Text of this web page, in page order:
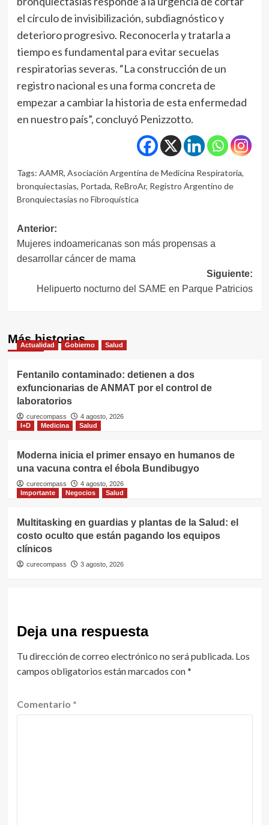
el círculo de invisibilización, subdiagnóstico y
deterioro progresivo. Reconocerla y tratarla a
tiempo es fundamental para evitar secuelas
respiratorias severas. “La construcción de un
registro nacional es una forma concreta de
empezar a cambiar la historia de esta enfermedad
en nuestro país”, concluyó Penizzotto.
Tags: AAMR, Asociación Argentina de Medicina Respiratoria,
bronquiectasias, Portada, ReBroAr, Registro Argentino de
Bronquiectasias no Fibroquística
Navegación
de
Anterior:
Mujeres indoamericanas son más propensas a
desarrollar cáncer de mama
Siguiente:
Helipuerto nocturno del SAME en Parque Patricios
Más historias
Actualidad Gobierno Salud
Fentanilo contaminado: detienen a dos
exfuncionarias de ANMAT por el control de
laboratorios
curecompass
4 agosto, 2026
I+D
Medicina Salud
Moderna inicia el primer ensayo en humanos de
una vacuna contra el ébola Bundibugyo
curecompass
4 agosto, 2026
Importante
Negocios Salud
Multitasking en guardias y plantas de la Salud: el
costo oculto que están pagando los equipos
clínicos
curecompass 3 agosto, 2026
Deja una respuesta
Tu dirección de correo electrónico no será publicada. Los
campos obligatorios están marcados con*
Comentario *